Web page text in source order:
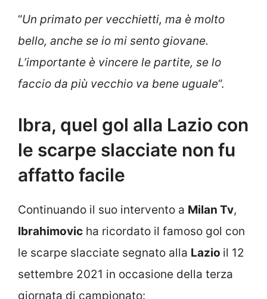
“Un primato per vecchietti, ma è molto
bello, anche se io mi sento giovane.
L’importante è vincere le partite, se lo
faccio da più vecchio va bene uguale“.
Ibra, quel gol alla Lazio con
le scarpe slacciate non fu
affatto facile
Continuando il suo intervento a Milan Tv,
Ibrahimovic ha ricordato il famoso gol con
le scarpe slacciate segnato alla Lazio il 12
settembre 2021 in occasione della terza
giornata di campionato: